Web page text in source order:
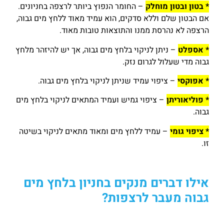
* בטון ובטון מוחלק – החומר הנפוץ ביותר לרצפה בחניונים.
אם הבטון שלם וללא סדקים, הוא עמיד מאוד ללחץ מים גבוה,
הרצפה לא נהרסת ממנו והתוצאות טובות מאוד.
* אספלט – ניתן לניקוי בלחץ מים גבוה, אך יש להיזהר מלחץ
גבוה מדי שעלול לגרום נזק.
* אפוקסי – ציפוי עמיד שניתן לניקוי בלחץ מים גבוה.
* פוליאוריתן – ציפוי גמיש ועמיד המתאים לניקוי בלחץ מים
גבוה.
* ציפוי גומי – עמיד ללחץ מים ומאוד מתאים לניקוי בשיטה
זו.
אילו דברים מנקים בחניון בלחץ מים
גבוה מעבר לרצפות?